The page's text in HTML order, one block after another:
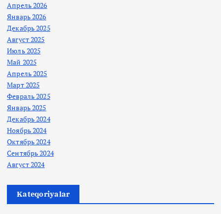
Апрель 2026
Январь 2026
Декабрь 2025
Август 2025
Июль 2025
Май 2025
Апрель 2025
Март 2025
Февраль 2025
Январь 2025
Декабрь 2024
Ноябрь 2024
Октябрь 2024
Сентябрь 2024
Август 2024
Kateqoriyalar